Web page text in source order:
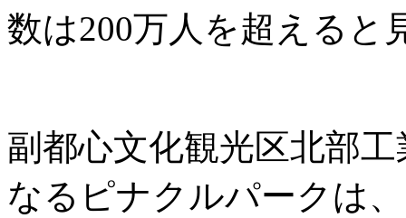
数は200万人を超えると
副都心文化観光区北部
なるピナクルパークは